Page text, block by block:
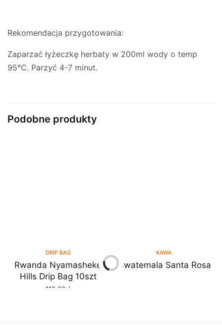
Rekomendacja przygotowania:
Zaparzać łyżeczkę herbaty w 200ml wody o temp
95°C. Parzyć 4-7 minut.
Podobne produkty
DRIP BAG
Rwanda Nyamasheke
Hills Drip Bag 10szt
110.00 zł
KAWA
Gwatemala Santa Rosa
DOWIEDZ SIĘ WIĘCEJ